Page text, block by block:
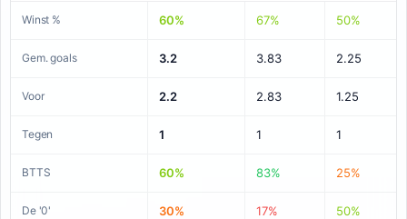
Winst % 60% 67% 50%
Gem. goals 3.2 3.83 2.25
Voor 2.2 2.83 1.25
Tegen 1 1 1
BTTS 60% 83% 25%
De '0' 30% 17% 50%